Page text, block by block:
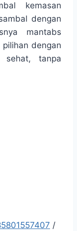
kemasan
dengan
mantabs
dengan
sehat, tanpa
/